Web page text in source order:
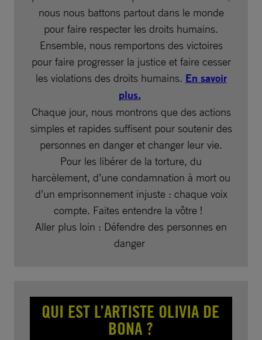
nous nous battons partout dans le monde
pour faire respecter les droits humains.
Ensemble, nous remportons des victoires
pour faire progresser la justice et faire cesser
les violations des droits humains. En savoir
plus.
Chaque jour, nous montrons que des actions
simples et rapides suffisent pour soutenir des
personnes en danger et changer leur vie.
Pour les libérer de la torture, du
harcèlement, d’une condamnation à mort ou
d’un emprisonnement injuste : chaque voix
compte. Faites entendre la vôtre !
Aller plus loin : Défendre des personnes en
danger
QUI EST L’ARTISTE OLIVIA DE
BONA ?